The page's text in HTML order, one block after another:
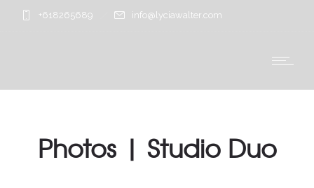
+618265689 info@lyciawalter.com
Photos | Studio Duo